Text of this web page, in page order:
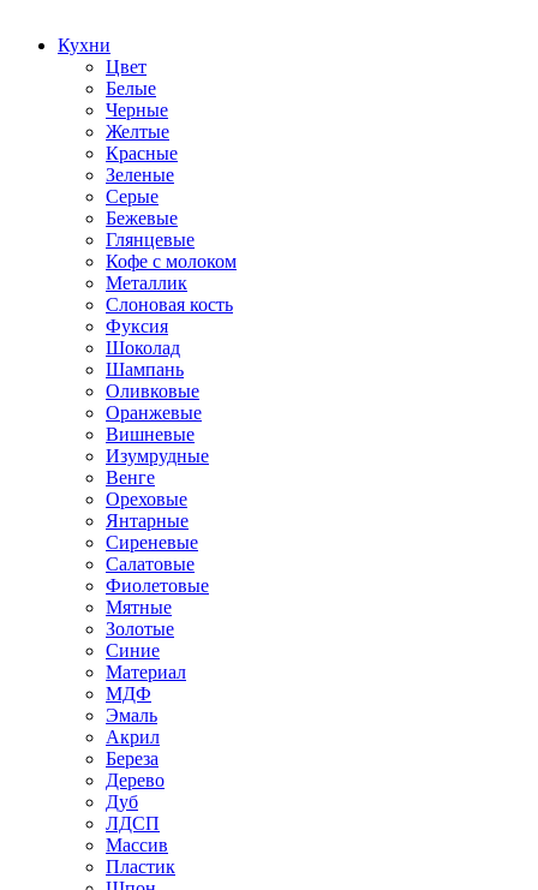
Кухни
Цвет
Белые
Черные
Желтые
Красные
Зеленые
Серые
Бежевые
Глянцевые
Кофе с молоком
Металлик
Слоновая кость
Фуксия
Шоколад
Шампань
Оливковые
Оранжевые
Вишневые
Изумрудные
Венге
Ореховые
Янтарные
Сиреневые
Салатовые
Фиолетовые
Мятные
Золотые
Синие
Материал
МДФ
Эмаль
Акрил
Береза
Дерево
Дуб
ЛДСП
Массив
Пластик